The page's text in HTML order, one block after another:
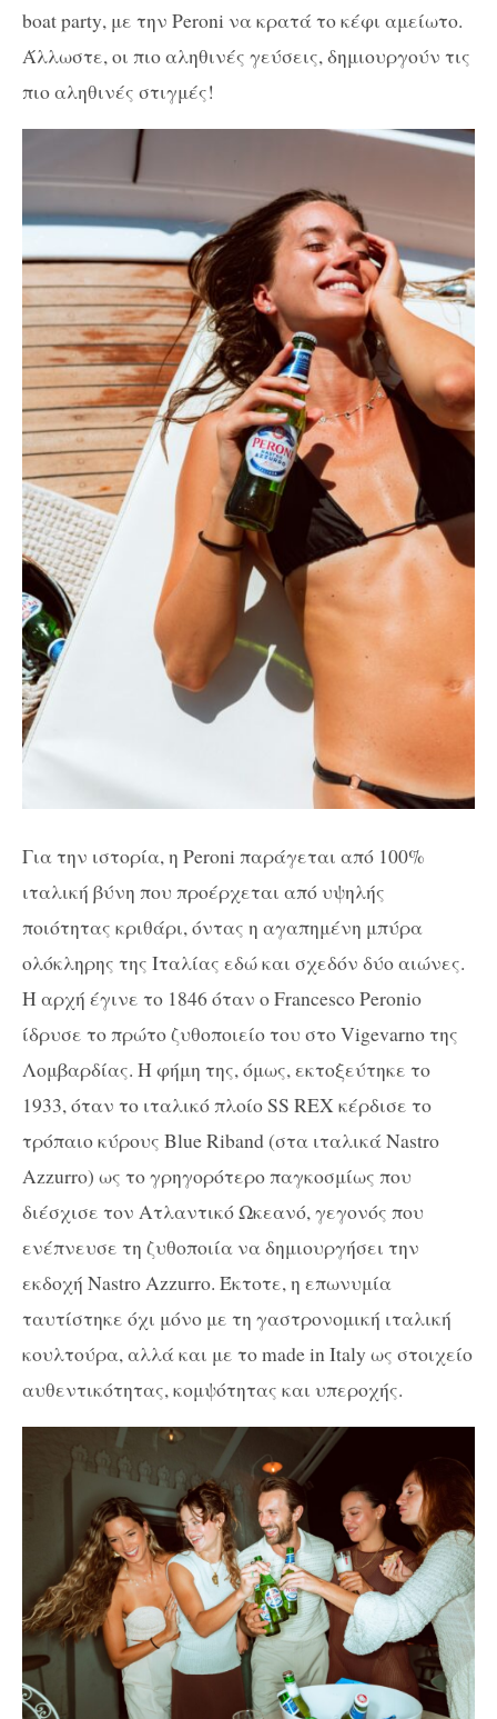
boatparty, με την Peroni να κρατά το κέφι αμείωτο.
Άλλωστε, οι πιο αληθινές γεύσεις, δημιουργούν τις
πιο αληθινές στιγμές!
Για την ιστορία, η Peroni παράγεται από 100%
ιταλική βύνη που προέρχεται από υψηλής
ποιότητας κριθάρι, όντας η αγαπημένη μπύρα
ολόκληρης της Ιταλίας εδώ και σχεδόν δύο αιώνες.
Η αρχή έγινε το 1846 όταν ο Francesco Peroniο
ίδρυσε το πρώτο ζυθοποιείο του στο Vigevarno της
Λομβαρδίας. Η φήμη της, όμως, εκτοξεύτηκε το
1933, όταν το ιταλικό πλοίο SS REX κέρδισε το
τρόπαιο κύρους Blue Riband (στα ιταλικά Nastro
Azzurro) ως το γρηγορότερο παγκοσμίως που
διέσχισε τον Ατλαντικό Ωκεανό, γεγονός που
ενέπνευσε τη ζυθοποιία να δημιουργήσει την
εκδοχή NastroAzzurro. Έκτοτε, η επωνυμία
ταυτίστηκε όχι μόνο με τη γαστρονομική ιταλική
κουλτούρα, αλλά και με τοmadeinItaly ως στοιχείο
αυθεντικότητας, κομψότητας και υπεροχής.